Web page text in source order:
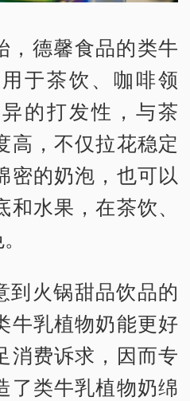
，德馨食品的类牛
于茶饮、咖啡领
的打发性，与茶
高，不仅拉花稳定
密的奶泡，也可以
水果，在茶饮、
到火锅甜品饮品的
牛乳植物奶能更好
消费诉求，因而专
了类牛乳植物奶绵